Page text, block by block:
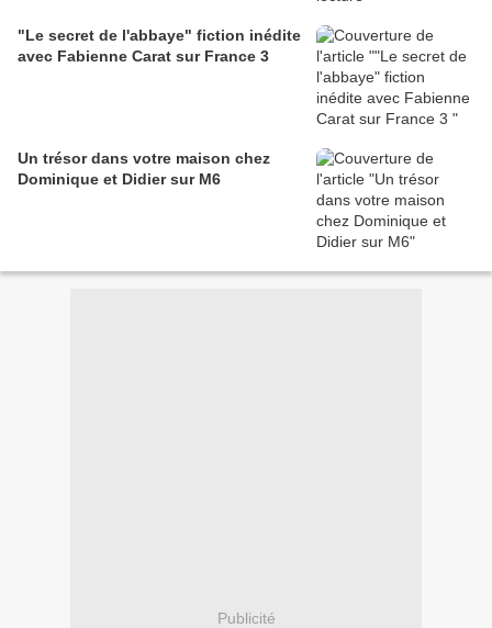
"Le secret de l'abbaye" fiction inédite
avec Fabienne Carat sur France 3
Un trésor dans votre maison chez
Dominique et Didier sur M6
Publicité